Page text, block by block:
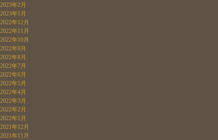
2023年2月
2023年1月
2022年12月
2022年11月
2022年10月
2022年9月
2022年8月
2022年7月
2022年6月
2022年5月
2022年4月
2022年3月
2022年2月
2022年1月
2021年12月
2021年11月